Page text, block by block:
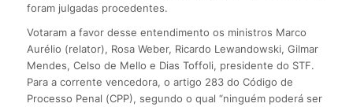
foram julgadas procedentes.
Votaram a favor desse entendimento os ministros Marco
Aurélio (relator), Rosa Weber, Ricardo Lewandowski, Gilmar
Mendes, Celso de Mello e Dias Toffoli, presidente do STF.
Para a corrente vencedora, o artigo 283 do Código de
Processo Penal (CPP), segundo o qual “ninguém poderá ser